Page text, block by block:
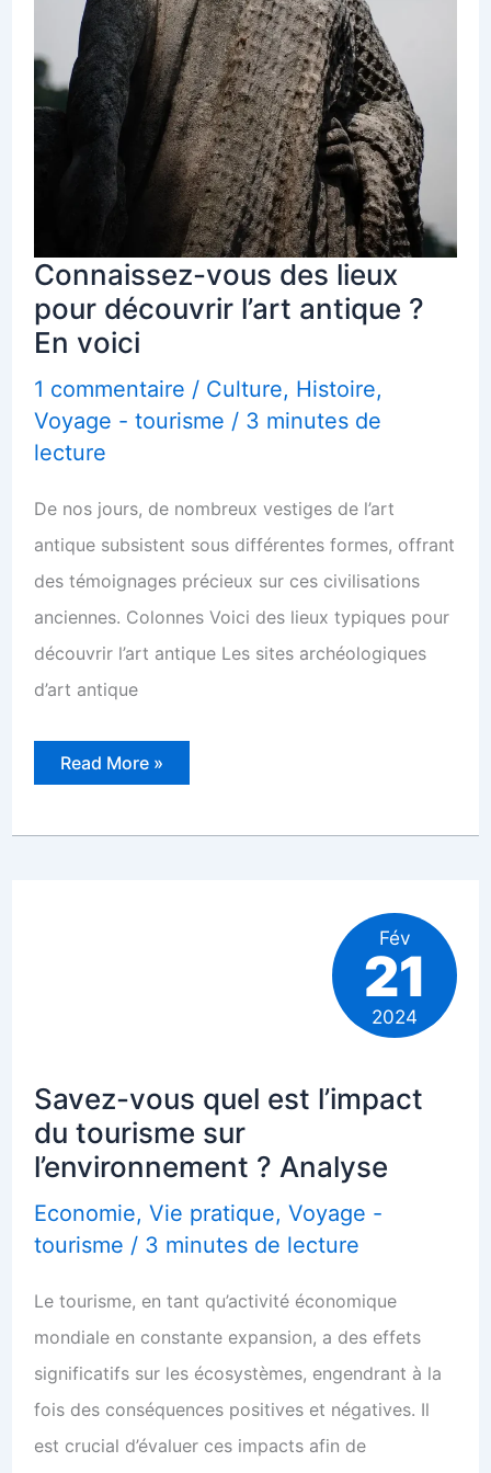
Connaissez-vous des lieux
pour découvrir l’art antique ?
En voici
1 commentaire / Culture, Histoire,
Voyage - tourisme / 3 minutes de
lecture
De nos jours, de nombreux vestiges de l’art
antique subsistent sous différentes formes, offrant
des témoignages précieux sur ces civilisations
anciennes. Colonnes Voici des lieux typiques pour
découvrir l’art antique Les sites archéologiques
d’art antique
Connaissez-
pour
Read More »
Savez-vous quel est l’impact
du tourisme sur
l’environnement ? Analyse
Economie, Vie pratique, Voyage -
tourisme / 3 minutes de lecture
Le tourisme, en tant qu’activité économique
mondiale en constante expansion, a des effets
significatifs sur les écosystèmes, engendrant à la
fois des conséquences positives et négatives. Il
est crucial d’évaluer ces impacts afin de
Fév
21
2024